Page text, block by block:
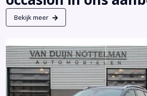
Bekijk meer